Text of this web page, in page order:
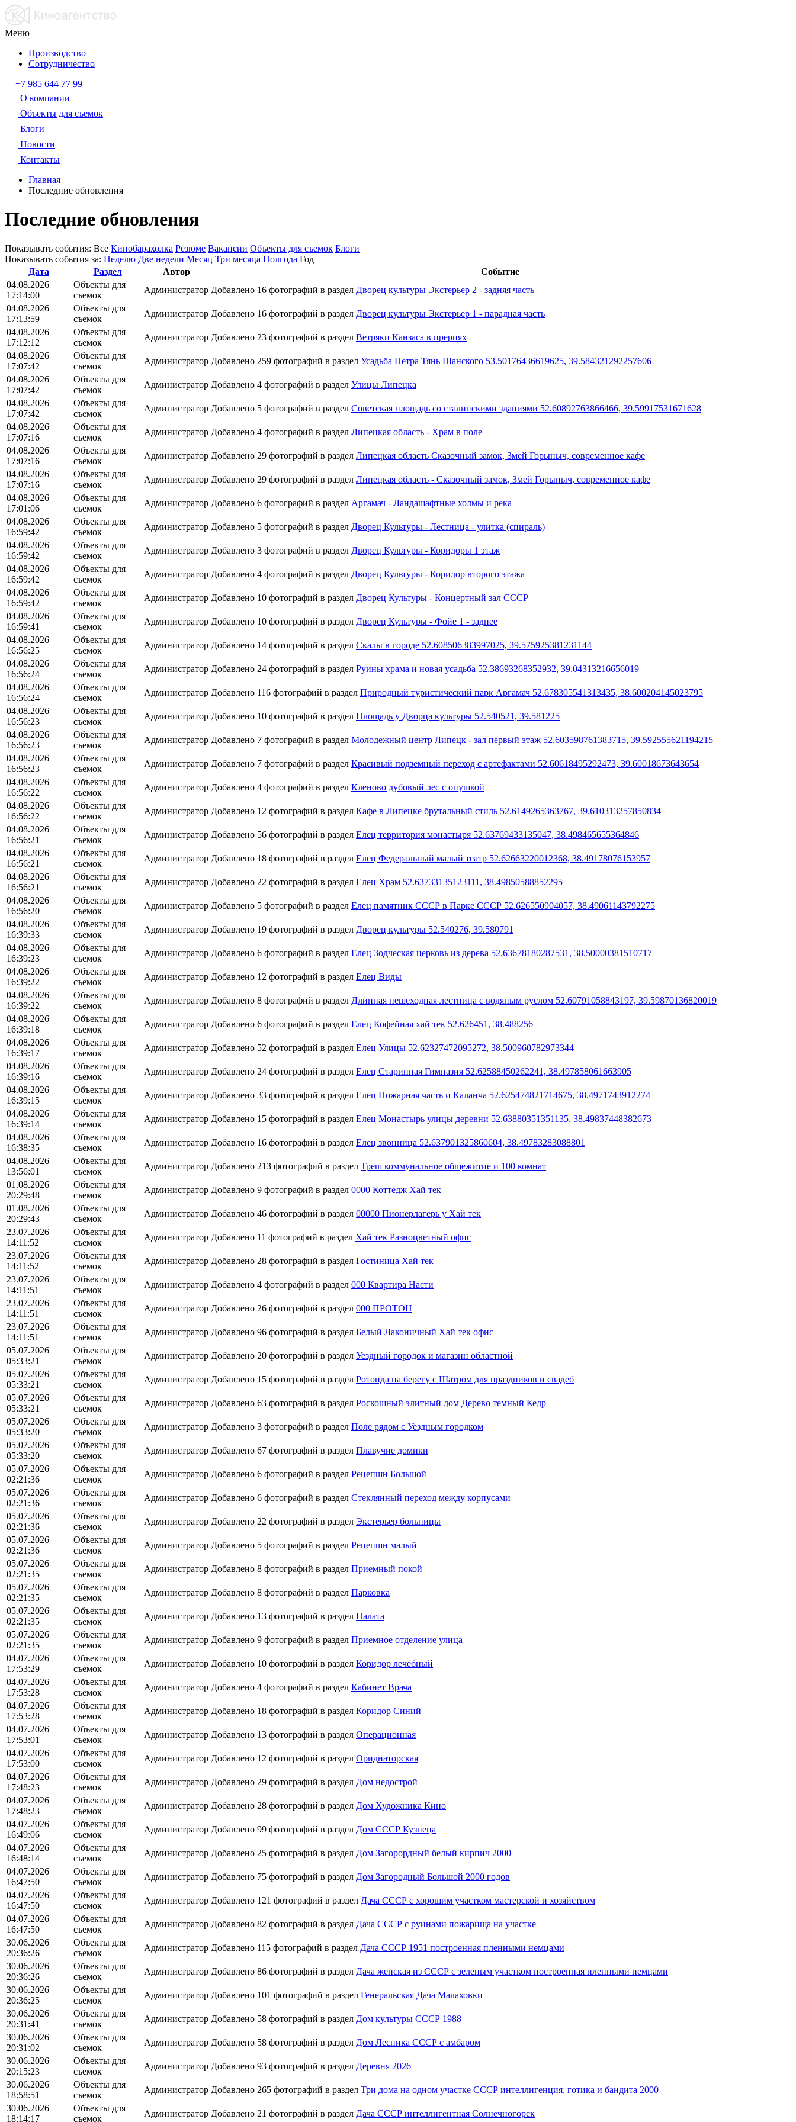
Меню
Производство
Сотрудничество
+7 985 644 77 99
О компании
Объекты для съемок
Блоги
Новости
Контакты
Главная
Последние обновления
Последние обновления
Показывать события: Все Кинобарахолка Резюме Вакансии Объекты для съемок Блоги
Показывать события за: Неделю Две недели Месяц Три месяца Полгода Год
Дата
Раздел Автор
Событие
04.08.2026
17:14:00
Объекты для
съемок
Администратор Добавлено 16 фотографий в раздел Дворец культуры Экстерьер 2 - задняя часть
04.08.2026
17:13:59
Объекты для
съемок
Администратор Добавлено 16 фотографий в раздел Дворец культуры Экстерьер 1 - парадная часть
04.08.2026
17:12:12
Объекты для
съемок
Администратор Добавлено 23 фотографий в раздел Ветряки Канзаса в прериях
04.08.2026
17:07:42
Объекты для
съемок
Администратор Добавлено 259 фотографий в раздел Усадьба Петра Тянь Шанского 53.50176436619625, 39.584321292257606
04.08.2026
17:07:42
Объекты для
съемок
Администратор Добавлено 4 фотографий в раздел Улицы Липецка
04.08.2026
17:07:42
Объекты для
съемок
Администратор Добавлено 5 фотографий в раздел Советская площадь со сталинскими зданиями 52.60892763866466, 39.59917531671628
04.08.2026
17:07:16
Объекты для
съемок
Администратор Добавлено 4 фотографий в раздел Липецкая область - Храм в поле
04.08.2026
17:07:16
Объекты для
съемок
Администратор Добавлено 29 фотографий в раздел Липецкая область Сказочный замок, Змей Горыныч, современное кафе
04.08.2026
17:07:16
Объекты для
съемок
Администратор Добавлено 29 фотографий в раздел Липецкая область - Сказочный замок, Змей Горыныч, современное кафе
04.08.2026
17:01:06
Объекты для
съемок
Администратор Добавлено 6 фотографий в раздел Аргамач - Ландашафтные холмы и река
04.08.2026
16:59:42
Объекты для
съемок
Администратор Добавлено 5 фотографий в раздел Дворец Культуры - Лестница - улитка (спираль)
04.08.2026
16:59:42
Объекты для
съемок
Администратор Добавлено 3 фотографий в раздел Дворец Культуры - Коридоры 1 этаж
04.08.2026
16:59:42
Объекты для
съемок
Администратор Добавлено 4 фотографий в раздел Дворец Культуры - Коридор второго этажа
04.08.2026
16:59:42
Объекты для
съемок
Администратор Добавлено 10 фотографий в раздел Дворец Культуры - Концертный зал СССР
04.08.2026
16:59:41
Объекты для
съемок
Администратор Добавлено 10 фотографий в раздел Дворец Культуры - Фойе 1 - заднее
04.08.2026
16:56:25
Объекты для
съемок
Администратор Добавлено 14 фотографий в раздел Скалы в городе 52.608506383997025, 39.575925381231144
04.08.2026
16:56:24
Объекты для
съемок
Администратор Добавлено 24 фотографий в раздел Руины храма и новая усадьба 52.38693268352932, 39.04313216656019
04.08.2026
16:56:24
Объекты для
съемок
Администратор Добавлено 116 фотографий в раздел Природный туристический парк Аргамач 52.678305541313435, 38.600204145023795
04.08.2026
16:56:23
Объекты для
съемок
Администратор Добавлено 10 фотографий в раздел Площадь у Дворца культуры 52.540521, 39.581225
04.08.2026
16:56:23
Объекты для
съемок
Администратор Добавлено 7 фотографий в раздел Молодежный центр Липецк - зал первый этаж 52.603598761383715, 39.592555621194215
04.08.2026
16:56:23
Объекты для
съемок
Администратор Добавлено 7 фотографий в раздел Красивый подземный переход с артефактами 52.60618495292473, 39.60018673643654
04.08.2026
16:56:22
Объекты для
съемок
Администратор Добавлено 4 фотографий в раздел Кленово дубовый лес с опушкой
04.08.2026
16:56:22
Объекты для
съемок
Администратор Добавлено 12 фотографий в раздел Кафе в Липецке брутальный стиль 52.6149265363767, 39.610313257850834
04.08.2026
16:56:21
Объекты для
съемок
Администратор Добавлено 56 фотографий в раздел Елец территория монастыря 52.63769433135047, 38.498465655364846
04.08.2026
16:56:21
Объекты для
съемок
Администратор Добавлено 18 фотографий в раздел Елец Федеральный малый театр 52.62663220012368, 38.49178076153957
04.08.2026
16:56:21
Объекты для
съемок
Администратор Добавлено 22 фотографий в раздел Елец Храм 52.63733135123111, 38.49850588852295
04.08.2026
16:56:20
Объекты для
съемок
Администратор Добавлено 5 фотографий в раздел Елец памятник СССР в Парке СССР 52.626550904057, 38.49061143792275
04.08.2026
16:39:33
Объекты для
съемок
Администратор Добавлено 19 фотографий в раздел Дворец культуры 52.540276, 39.580791
04.08.2026
16:39:23
Объекты для
съемок
Администратор Добавлено 6 фотографий в раздел Елец Зодческая церковь из дерева 52.63678180287531, 38.50000381510717
04.08.2026
16:39:22
Объекты для
съемок
Администратор Добавлено 12 фотографий в раздел Елец Виды
04.08.2026
16:39:22
Объекты для
съемок
Администратор Добавлено 8 фотографий в раздел Длинная пешеходная лестница с водяным руслом 52.60791058843197, 39.59870136820019
04.08.2026
16:39:18
Объекты для
съемок
Администратор Добавлено 6 фотографий в раздел Елец Кофейная хай тек 52.626451, 38.488256
04.08.2026
16:39:17
Объекты для
съемок
Администратор Добавлено 52 фотографий в раздел Елец Улицы 52.62327472095272, 38.500960782973344
04.08.2026
16:39:16
Объекты для
съемок
Администратор Добавлено 24 фотографий в раздел Елец Старинная Гимназия 52.62588450262241, 38.497858061663905
04.08.2026
16:39:15
Объекты для
съемок
Администратор Добавлено 33 фотографий в раздел Елец Пожарная часть и Каланча 52.625474821714675, 38.4971743912274
04.08.2026
16:39:14
Объекты для
съемок
Администратор Добавлено 15 фотографий в раздел Елец Монастырь улицы деревни 52.63880351351135, 38.49837448382673
04.08.2026
16:38:35
Объекты для
съемок
Администратор Добавлено 16 фотографий в раздел Елец звонница 52.637901325860604, 38.49783283088801
04.08.2026
13:56:01
Объекты для
съемок
Администратор Добавлено 213 фотографий в раздел Треш коммунальное общежитие и 100 комнат
01.08.2026
20:29:48
Объекты для
съемок
Администратор Добавлено 9 фотографий в раздел 0000 Коттедж Хай тек
01.08.2026
20:29:43
Объекты для
съемок
Администратор Добавлено 46 фотографий в раздел 00000 Пионерлагерь у Хай тек
23.07.2026
14:11:52
Объекты для
съемок
Администратор Добавлено 11 фотографий в раздел Хай тек Разноцветный офис
23.07.2026
14:11:52
Объекты для
съемок
Администратор Добавлено 28 фотографий в раздел Гостиница Хай тек
23.07.2026
14:11:51
Объекты для
съемок
Администратор Добавлено 4 фотографий в раздел 000 Квартира Насти
23.07.2026
14:11:51
Объекты для
съемок
Администратор Добавлено 26 фотографий в раздел 000 ПРОТОН
23.07.2026
14:11:51
Объекты для
съемок
Администратор Добавлено 96 фотографий в раздел Белый Лаконичный Хай тек офис
05.07.2026
05:33:21
Объекты для
съемок
Администратор Добавлено 20 фотографий в раздел Уездный городок и магазин областной
05.07.2026
05:33:21
Объекты для
съемок
Администратор Добавлено 15 фотографий в раздел Ротонда на берегу с Шатром для праздников и свадеб
05.07.2026
05:33:21
Объекты для
съемок
Администратор Добавлено 63 фотографий в раздел Роскошный элитный дом Дерево темный Кедр
05.07.2026
05:33:20
Объекты для
съемок
Администратор Добавлено 3 фотографий в раздел Поле рядом с Уездным городком
05.07.2026
05:33:20
Объекты для
съемок
Администратор Добавлено 67 фотографий в раздел Плавучие домики
05.07.2026
02:21:36
Объекты для
съемок
Администратор Добавлено 6 фотографий в раздел Рецепшн Большой
05.07.2026
02:21:36
Объекты для
съемок
Администратор Добавлено 6 фотографий в раздел Стеклянный переход между корпусами
05.07.2026
02:21:36
Объекты для
съемок
Администратор Добавлено 22 фотографий в раздел Экстерьер больницы
05.07.2026
02:21:36
Объекты для
съемок
Администратор Добавлено 5 фотографий в раздел Рецепшн малый
05.07.2026
02:21:35
Объекты для
съемок
Администратор Добавлено 8 фотографий в раздел Приемный покой
05.07.2026
02:21:35
Объекты для
съемок
Администратор Добавлено 8 фотографий в раздел Парковка
05.07.2026
02:21:35
Объекты для
съемок
Администратор Добавлено 13 фотографий в раздел Палата
05.07.2026
02:21:35
Объекты для
съемок
Администратор Добавлено 9 фотографий в раздел Приемное отделение улица
04.07.2026
17:53:29
Объекты для
съемок
Администратор Добавлено 10 фотографий в раздел Коридор лечебный
04.07.2026
17:53:28
Объекты для
съемок
Администратор Добавлено 4 фотографий в раздел Кабинет Врача
04.07.2026
17:53:28
Объекты для
съемок
Администратор Добавлено 18 фотографий в раздел Коридор Синий
04.07.2026
17:53:01
Объекты для
съемок
Администратор Добавлено 13 фотографий в раздел Операционная
04.07.2026
17:53:00
Объекты для
съемок
Администратор Добавлено 12 фотографий в раздел Ориднаторская
04.07.2026
17:48:23
Объекты для
съемок
Администратор Добавлено 29 фотографий в раздел Дом недострой
04.07.2026
17:48:23
Объекты для
съемок
Администратор Добавлено 28 фотографий в раздел Дом Художника Кино
04.07.2026
16:49:06
Объекты для
съемок
Администратор Добавлено 99 фотографий в раздел Дом СССР Кузнеца
04.07.2026
16:48:14
Объекты для
съемок
Администратор Добавлено 25 фотографий в раздел Дом Загорордный белый кирпич 2000
04.07.2026
16:47:50
Объекты для
съемок
Администратор Добавлено 75 фотографий в раздел Дом Загородный Большой 2000 годов
04.07.2026
16:47:50
Объекты для
съемок
Администратор Добавлено 121 фотографий в раздел Дача СССР с хорошим участком мастерской и хозяйством
04.07.2026
16:47:50
Объекты для
съемок
Администратор Добавлено 82 фотографий в раздел Дача СССР с руинами пожарища на участке
30.06.2026
20:36:26
Объекты для
съемок
Администратор Добавлено 115 фотографий в раздел Дача СССР 1951 построенная пленными немцами
30.06.2026
20:36:26
Объекты для
съемок
Администратор Добавлено 86 фотографий в раздел Дача женская из СССР с зеленым участком построенная пленными немцами
30.06.2026
20:36:25
Объекты для
съемок
Администратор Добавлено 101 фотографий в раздел Генеральская Дача Малаховки
30.06.2026
20:31:41
Объекты для
съемок
Администратор Добавлено 58 фотографий в раздел Дом культуры СССР 1988
30.06.2026
20:31:02
Объекты для
съемок
Администратор Добавлено 58 фотографий в раздел Дом Лесника СССР с амбаром
30.06.2026
20:15:23
Объекты для
съемок
Администратор Добавлено 93 фотографий в раздел Деревня 2026
30.06.2026
18:58:51
Объекты для
съемок
Администратор Добавлено 265 фотографий в раздел Три дома на одном участке СССР интеллигенция, готика и бандита 2000
30.06.2026
18:14:17
Объекты для
съемок
Администратор Добавлено 21 фотографий в раздел Дача СССР интеллигентная Солнечногорск